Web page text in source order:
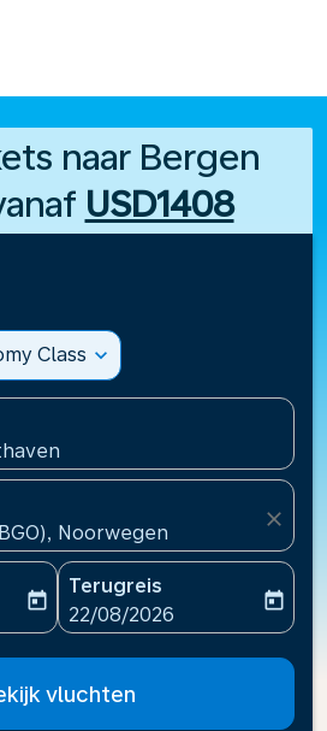
naar Bergen
USD1408
Class expand_more
Noorwegen
close
date-aria-label
today
Terugreis
fc-booking-return-date-
22/08/2026
today
vluchten